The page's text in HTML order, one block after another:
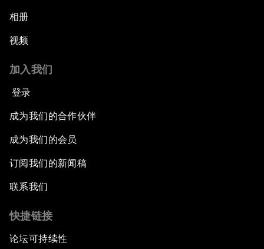
相册
视频
加入我们
登录
成为我们的合作伙伴
成为我们的会员
订阅我们的新闻稿
联系我们
快捷链接
论坛可持续性